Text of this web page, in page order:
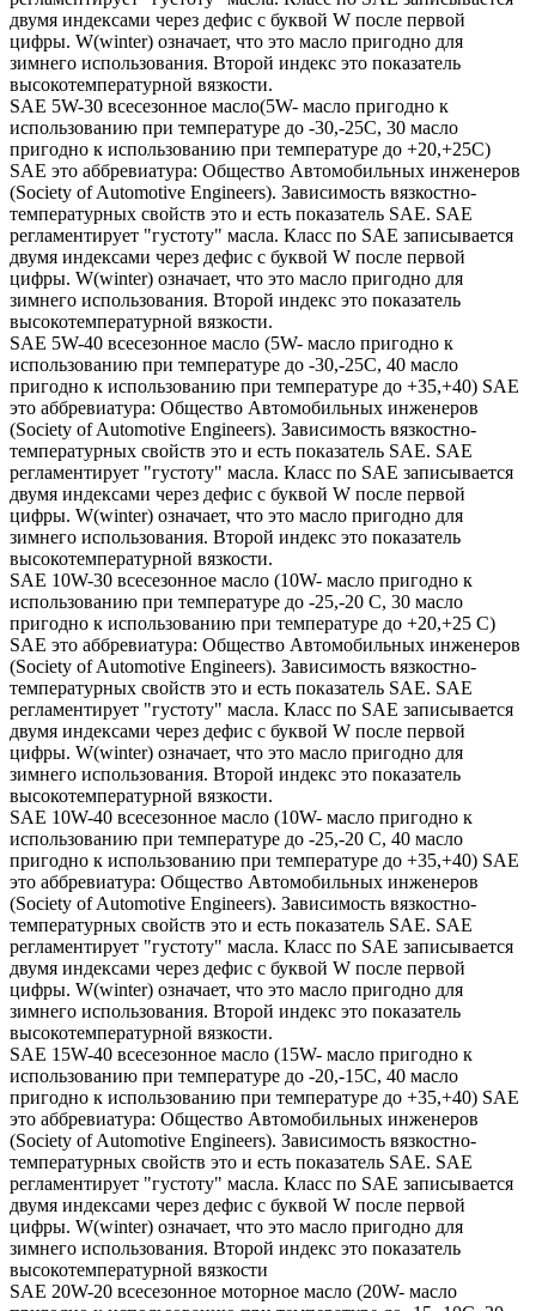
двумя индексами через дефис с буквой W после первой
цифры. W(winter) означает, что это масло пригодно для
зимнего использования. Второй индекс это показатель
высокотемпературной вязкости.
SAE 5W-30 всесезонное масло(5W- масло пригодно к
использованию при температуре до -30,-25С, 30 масло
пригодно к использованию при температуре до +20,+25С)
SAE это аббревиатура: Общество Автомобильных инженеров
(Society of Automotive Engineers). Зависимость вязкостно-
температурных свойств это и есть показатель SAE. SAE
регламентирует "густоту" масла. Класс по SAE записывается
двумя индексами через дефис с буквой W после первой
цифры. W(winter) означает, что это масло пригодно для
зимнего использования. Второй индекс это показатель
высокотемпературной вязкости.
SAE 5W-40 всесезонное масло (5W- масло пригодно к
использованию при температуре до -30,-25С, 40 масло
пригодно к использованию при температуре до +35,+40) SAE
это аббревиатура: Общество Автомобильных инженеров
(Society of Automotive Engineers). Зависимость вязкостно-
температурных свойств это и есть показатель SAE. SAE
регламентирует "густоту" масла. Класс по SAE записывается
двумя индексами через дефис с буквой W после первой
цифры. W(winter) означает, что это масло пригодно для
зимнего использования. Второй индекс это показатель
высокотемпературной вязкости.
SAE 10W-30 всесезонное масло (10W- масло пригодно к
использованию при температуре до -25,-20 С, 30 масло
пригодно к использованию при температуре до +20,+25 С)
SAE это аббревиатура: Общество Автомобильных инженеров
(Society of Automotive Engineers). Зависимость вязкостно-
температурных свойств это и есть показатель SAE. SAE
регламентирует "густоту" масла. Класс по SAE записывается
двумя индексами через дефис с буквой W после первой
цифры. W(winter) означает, что это масло пригодно для
зимнего использования. Второй индекс это показатель
высокотемпературной вязкости.
SAE 10W-40 всесезонное масло (10W- масло пригодно к
использованию при температуре до -25,-20 С, 40 масло
пригодно к использованию при температуре до +35,+40) SAE
это аббревиатура: Общество Автомобильных инженеров
(Society of Automotive Engineers). Зависимость вязкостно-
температурных свойств это и есть показатель SAE. SAE
регламентирует "густоту" масла. Класс по SAE записывается
двумя индексами через дефис с буквой W после первой
цифры. W(winter) означает, что это масло пригодно для
зимнего использования. Второй индекс это показатель
высокотемпературной вязкости.
SAE 15W-40 всесезонное масло (15W- масло пригодно к
использованию при температуре до -20,-15С, 40 масло
пригодно к использованию при температуре до +35,+40) SAE
это аббревиатура: Общество Автомобильных инженеров
(Society of Automotive Engineers). Зависимость вязкостно-
температурных свойств это и есть показатель SAE. SAE
регламентирует "густоту" масла. Класс по SAE записывается
двумя индексами через дефис с буквой W после первой
цифры. W(winter) означает, что это масло пригодно для
зимнего использования. Второй индекс это показатель
высокотемпературной вязкости
SAE 20W-20 всесезонное моторное масло (20W- масло